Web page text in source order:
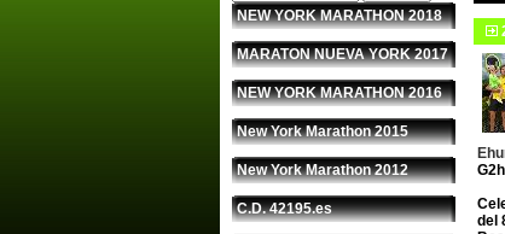
NEW YORK MARATHON 2018
MARATON NUEVA YORK 2017
NEW YORK MARATHON 2016
New York Marathon 2015
New York Marathon 2012
C.D. 42195.es
del